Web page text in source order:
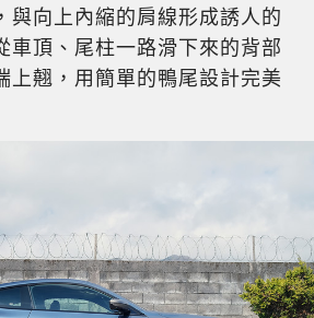
與向上內縮的肩線形成誘人的
車頂、尾柱一路滑下來的背部
上翹，用簡單的鴨尾設計完美